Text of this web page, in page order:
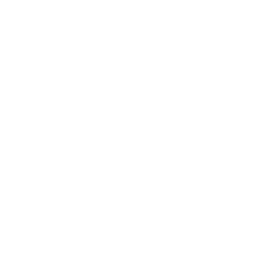
了承ください。
き作成されるも
をご了承くださ
です。
ありません。
です。
ず変更すること
1000ppm以下、
) : 1000ppm、
、
可)を取得する
これらの製造装
通知します。
ムロン制御